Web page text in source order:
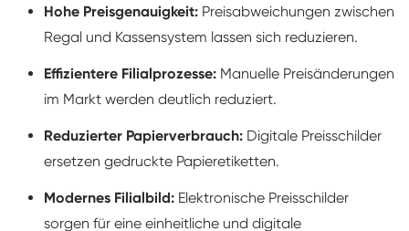
Hohe Preisgenauigkeit: Preisabweichungen zwischen
Regal und Kassensystem lassen sich reduzieren.
Effizientere Filialprozesse: Manuelle Preisänderungen
im Markt werden deutlich reduziert.
Reduzierter Papierverbrauch: Digitale Preisschilder
ersetzen gedruckte Papieretiketten.
Modernes Filialbild: Elektronische Preisschilder
sorgen für eine einheitliche und digitale